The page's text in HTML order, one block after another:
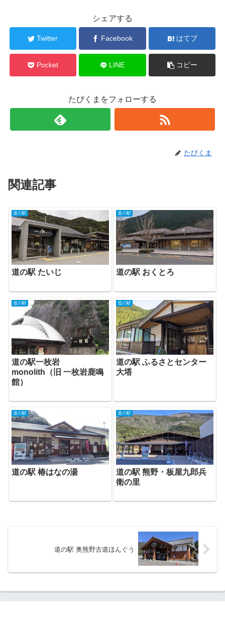
シェアする
Twitter Facebook はてブ
Pocket LINE コピー
たびくまをフォローする
たびくま
関連記事
道の駅
道の駅 たいじ
道の駅
道の駅 おくとろ
道の駅
道の駅一枚岩
monolith（旧 一枚岩鹿鳴
館）
道の駅
道の駅 ふるさとセンター
大塔
道の駅
道の駅 椿はなの湯
道の駅
道の駅 熊野・板屋九郎兵
衛の里
道の駅 奥熊野古道ほんぐう